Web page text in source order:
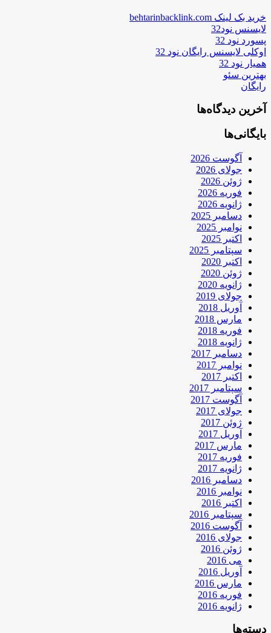
خرید بک لینک behtarinbacklink.com
لایسنس نود32
پسورد نود 32
اوکلی لایسنس رایگان نود 32
همیار نود 32
بهترین سئو
رایگان
آخرین دیدگاه‌ها
بایگانی‌ها
آگوست 2026
جولای 2026
ژوئن 2026
فوریه 2026
ژانویه 2026
دسامبر 2025
نوامبر 2025
اکتبر 2025
سپتامبر 2025
اکتبر 2020
ژوئن 2020
ژانویه 2020
جولای 2019
آوریل 2018
مارس 2018
فوریه 2018
ژانویه 2018
دسامبر 2017
نوامبر 2017
اکتبر 2017
سپتامبر 2017
آگوست 2017
جولای 2017
ژوئن 2017
آوریل 2017
مارس 2017
فوریه 2017
ژانویه 2017
دسامبر 2016
نوامبر 2016
اکتبر 2016
سپتامبر 2016
آگوست 2016
جولای 2016
ژوئن 2016
می 2016
آوریل 2016
مارس 2016
فوریه 2016
ژانویه 2016
دسته‌ها